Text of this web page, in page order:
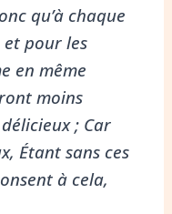
qu’à chaque
et pour les
en même
moins
; Car
Étant sans ces
à cela,